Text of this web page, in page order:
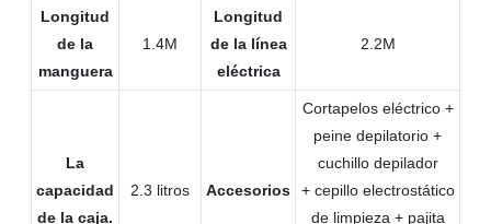
Longitud
de la
manguera
1.4M
Longitud
de la línea
eléctrica
2.2M
La
capacidad
de la caja.
2.3 litros Accesorios
Cortapelos eléctrico +
peine depilatorio +
cuchillo depilador
+ cepillo electrostático
de limpieza + pajita